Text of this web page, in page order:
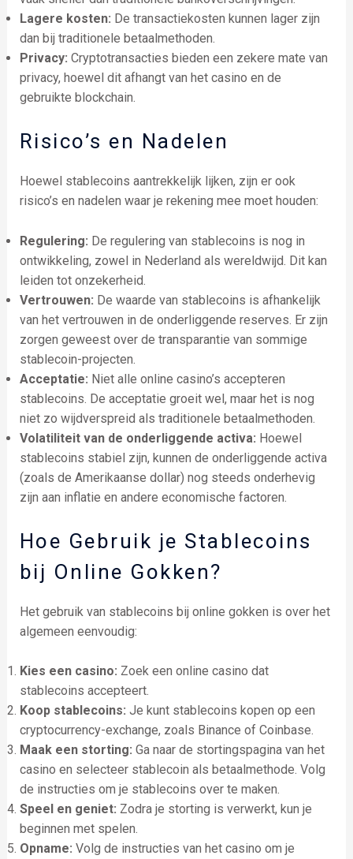
Lagere kosten: De transactiekosten kunnen lager zijn
dan bij traditionele betaalmethoden.
Privacy: Cryptotransacties bieden een zekere mate van
privacy, hoewel dit afhangt van het casino en de
gebruikte blockchain.
Risico’s en Nadelen
Hoewel stablecoins aantrekkelijk lijken, zijn er ook
risico’s en nadelen waar je rekening mee moet houden:
Regulering: De regulering van stablecoins is nog in
ontwikkeling, zowel in Nederland als wereldwijd. Dit kan
leiden tot onzekerheid.
Vertrouwen: De waarde van stablecoins is afhankelijk
van het vertrouwen in de onderliggende reserves. Er zijn
zorgen geweest over de transparantie van sommige
stablecoin-projecten.
Acceptatie: Niet alle online casino’s accepteren
stablecoins. De acceptatie groeit wel, maar het is nog
niet zo wijdverspreid als traditionele betaalmethoden.
Volatiliteit van de onderliggende activa: Hoewel
stablecoins stabiel zijn, kunnen de onderliggende activa
(zoals de Amerikaanse dollar) nog steeds onderhevig
zijn aan inflatie en andere economische factoren.
Hoe Gebruik je Stablecoins
bij Online Gokken?
Het gebruik van stablecoins bij online gokken is over het
algemeen eenvoudig:
Kies een casino: Zoek een online casino dat
stablecoins accepteert.
Koop stablecoins: Je kunt stablecoins kopen op een
cryptocurrency-exchange, zoals Binance of Coinbase.
Maak een storting: Ga naar de stortingspagina van het
casino en selecteer stablecoin als betaalmethode. Volg
de instructies om je stablecoins over te maken.
Speel en geniet: Zodra je storting is verwerkt, kun je
beginnen met spelen.
Opname: Volg de instructies van het casino om je